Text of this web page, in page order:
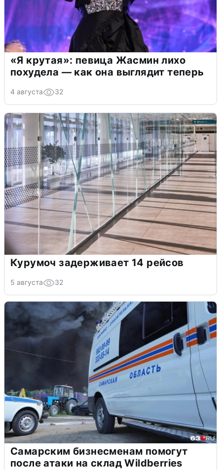
«Я крутая»: певица Жасмин лихо
похудела — как она выглядит теперь
4 августа 32
Курумоч задерживает 14 рейсов
5 августа 32
Самарским бизнесменам помогут
после атаки на склад Wildberries